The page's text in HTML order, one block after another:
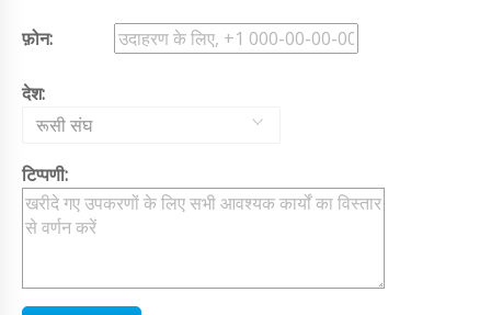
फ़ोन:
देश:
रूसी संघ
टिप्पणी: